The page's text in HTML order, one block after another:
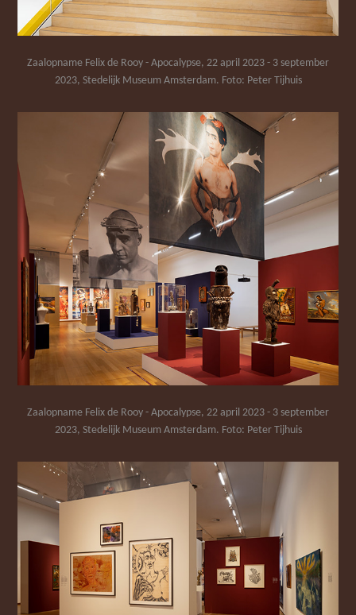
Zaalopname Felix de Rooy - Apocalypse, 22 april 2023 - 3 september
2023, Stedelijk Museum Amsterdam. Foto: Peter Tijhuis
Zaalopname Felix de Rooy - Apocalypse, 22 april 2023 - 3 september
2023, Stedelijk Museum Amsterdam. Foto: Peter Tijhuis